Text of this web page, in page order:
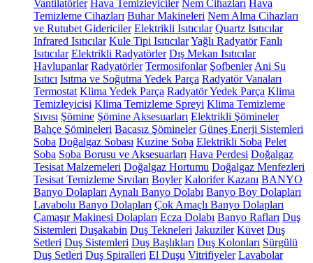
Vantilatörler Hava Temizleyiciler Nem Cihazları Hava
Temizleme Cihazları Buhar Makineleri Nem Alma Cihazları
ve Rutubet Gidericiler Elektrikli Isıtıcılar Quartz Isıtıcılar
Infrared Isıtıcılar Kule Tipi IsıtıcılarYağlı Radyatör Fanlı
Isıtıcılar Elektrikli Radyatörler Dış Mekan Isıtıcılar
Havlupanlar Radyatörler Termosifonlar Şofbenler Ani Su
Isıtıcı Isıtma ve Soğutma Yedek Parça Radyatör Vanaları
Termostat Klima Yedek Parça Radyatör Yedek Parça Klima
Temizleyicisi Klima Temizleme Spreyi Klima Temizleme
Sıvısı Şömine Şömine Aksesuarları Elektrikli Şömineler
Bahçe Şömineleri Bacasız Şömineler Güneş Enerji Sistemleri
Soba Doğalgaz Sobası Kuzine Soba Elektrikli Soba Pelet
Soba Soba Borusu ve Aksesuarları Hava Perdesi Doğalgaz
Tesisat Malzemeleri Doğalgaz Hortumu Doğalgaz Menfezleri
Tesisat Temizleme Sıvıları Boyler Kalorifer Kazanı BANYO
Banyo Dolapları Aynalı Banyo Dolabı Banyo Boy Dolapları
Lavabolu Banyo Dolapları Çok Amaçlı Banyo Dolapları
Çamaşır Makinesi Dolapları Ecza Dolabı Banyo Rafları Duş
Sistemleri Duşakabin Duş Tekneleri Jakuziler Küvet Duş
Setleri Duş Sistemleri Duş Başlıkları Duş Kolonları Sürgülü
Duş Setleri Duş Spiralleri El Duşu Vitrifiyeler Lavabolar